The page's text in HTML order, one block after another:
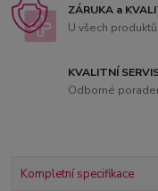
ZÁRUKA a
U všech produktů
KVALITNÍ
Odborné
Kompletní specifikace